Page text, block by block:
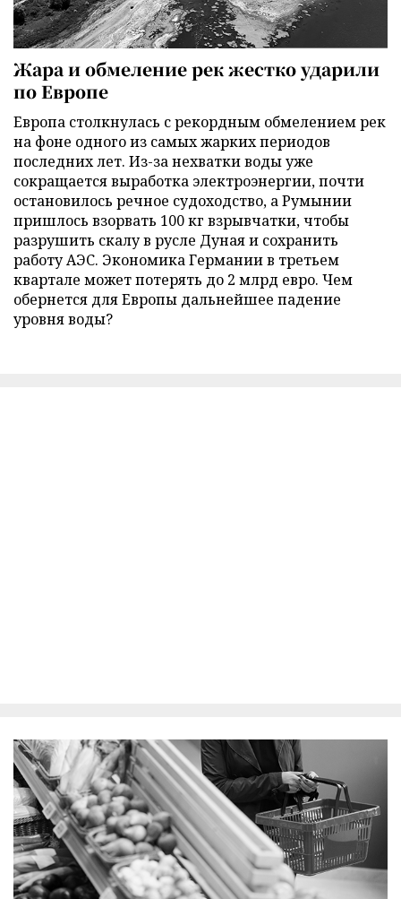
Жара и обмеление рек жестко ударили
по Европе
Европа столкнулась с рекордным обмелением рек
на фоне одного из самых жарких периодов
последних лет. Из-за нехватки воды уже
сокращается выработка электроэнергии, почти
остановилось речное судоходство, а Румынии
пришлось взорвать 100 кг взрывчатки, чтобы
разрушить скалу в русле Дуная и сохранить
работу АЭС. Экономика Германии в третьем
квартале может потерять до 2 млрд евро. Чем
обернется для Европы дальнейшее падение
уровня воды?